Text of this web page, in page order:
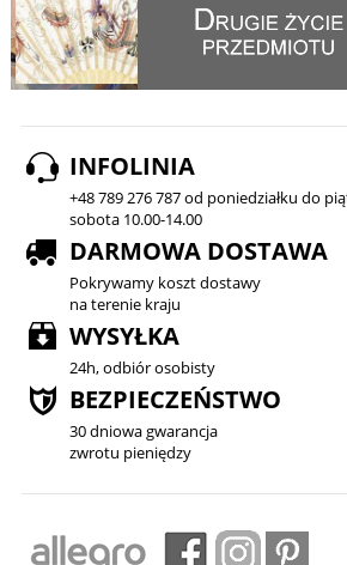
INFOLINIA
+48 789 276 787 od poniedziałku do
sobota 10.00-14.00
DARMOWA DOSTAWA
Pokrywamy koszt dostawy
na terenie kraju
WYSYŁKA
24h, odbiór osobisty
BEZPIECZEŃSTWO
30 dniowa gwarancja
zwrotu pieniędzy